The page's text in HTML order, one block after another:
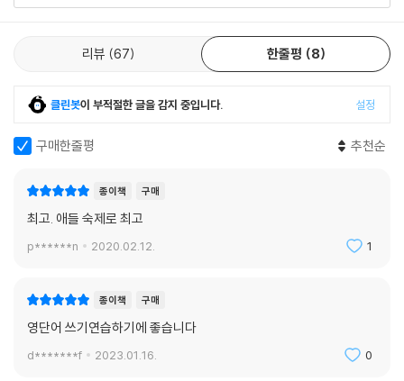
리뷰 67 한줄평 8
클린봇이 부적절한 글을 감지 중입니다. 설정
구매한줄평 추천순
종이책 구매
최고. 애들 숙제로 최고
p******n 2020.02.12. 1
종이책 구매
영단어 쓰기연습하기에 좋습니다
d*******f 2023.01.16. 0